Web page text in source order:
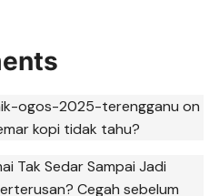
ogos-2025-terengganu on
kopi tidak tahu?
Tak Sedar Sampai Jadi
Cegah sebelum